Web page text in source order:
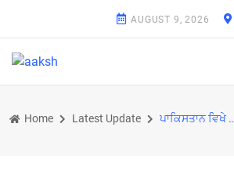
AUGUST 9, 2026
Home Latest Update ਪਾਕਿਸਤਾਨ ਵਿਖੇ ਗੁਰਦੁਆਰਾ ਸਾਹਿਬ ਅੰਦਰ ਸਿੱਖ ਸੇਵਾਦਾਰ ਜੋੜੇ ਨੂੰ ਮਾਰੀਆਂ ਗੋਲੀਆਂ